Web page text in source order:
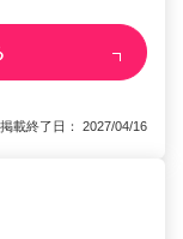
載終了日： 2027/04/16